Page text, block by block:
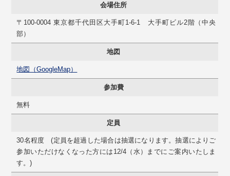
会場住所
〒100-0004 東京都千代田区大手町1-6-1 大手町ビル2階（中央
部）
地図
地図（GoogleMap）
参加費
無料
定員
30名程度 (定員を超過した場合は抽選になります。抽選によりご
参加いただけなくなった方には12/4（水）までにご案内いたしま
す。)